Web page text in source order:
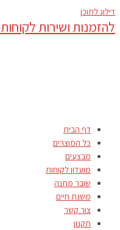
דילוג לתוכן
להזמנות ושירות לקוחות 058-4996068
דף הבית
כל המוצרים
מבצעים
מועדון לקוחות
שובר מתנה
משנת חיים
צור קשר
תקנון